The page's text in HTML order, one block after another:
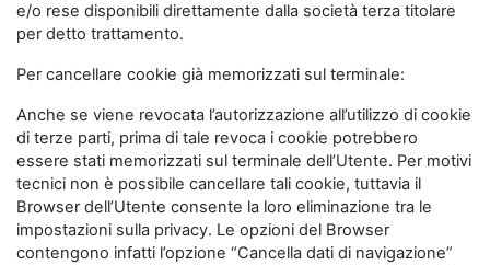
e/o rese disponibili direttamente dalla società terza titolare
per detto trattamento.
Per cancellare cookie già memorizzati sul terminale:
Anche se viene revocata l’autorizzazione all’utilizzo di cookie
di terze parti, prima di tale revoca i cookie potrebbero
essere stati memorizzati sul terminale dell’Utente. Per motivi
tecnici non è possibile cancellare tali cookie, tuttavia il
Browser dell’Utente consente la loro eliminazione tra le
impostazioni sulla privacy. Le opzioni del Browser
contengono infatti l’opzione “Cancella dati di navigazione”